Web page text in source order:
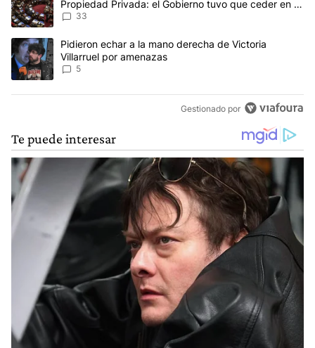
Propiedad Privada: el Gobierno tuvo que ceder en la
Ley del Manejo del Fuego
33
Un artículo de tendencia con el título "Pidieron echar a la mano
Pidieron echar a la mano derecha de Victoria
Villarruel por amenazas
5
Gestionado por